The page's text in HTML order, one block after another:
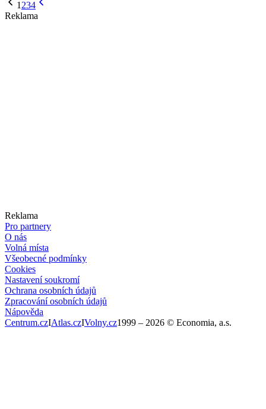
1 234
Reklama
Reklama
Pro partnery
O nás
Volná místa
Všeobecné podmínky
Cookies
Nastavení soukromí
Ochrana osobních údajů
Zpracování osobních údajů
Nápověda
Centrum.czIAtlas.czIVolny.cz1999 – 2026 © Economia, a.s.